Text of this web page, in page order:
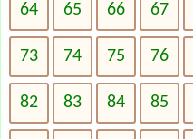
64 65 66 67
73 74 75 76
82 83 84 85